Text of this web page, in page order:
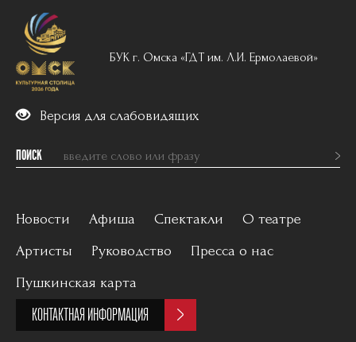
БУК г. Омска «ГДТ им. Л.И. Ермолаевой»
Версия для слабовидящих
ПОИСК
Новости Афиша Спектакли
Вечерний репертуар
О театре
История
Артисты Руководство
Пресса о нас
Пушкинская карта
КОНТАКТНАЯ ИНФОРМАЦИЯ